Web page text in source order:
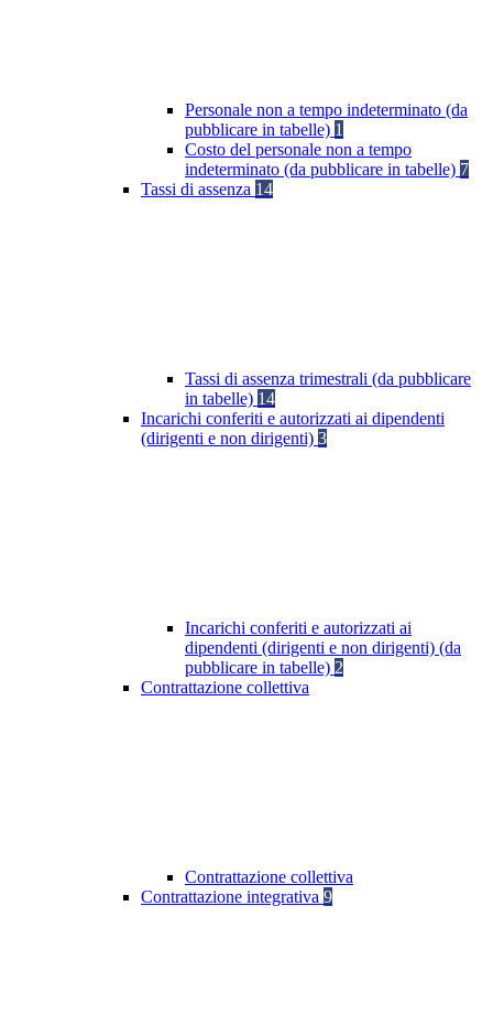
Personale non a tempo indeterminato (da
pubblicare in tabelle) 1
Costo del personale non a tempo
indeterminato (da pubblicare in tabelle) 7
Tassi di assenza 14
Tassi di assenza trimestrali (da pubblicare
in tabelle) 14
Incarichi conferiti e autorizzati ai dipendenti
(dirigenti e non dirigenti) 3
Incarichi conferiti e autorizzati ai
dipendenti (dirigenti e non dirigenti) (da
pubblicare in tabelle) 2
Contrattazione collettiva
Contrattazione collettiva
Contrattazione integrativa 9